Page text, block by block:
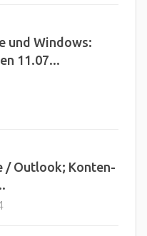
und Windows:
11.07...
/ Outlook; Konten-